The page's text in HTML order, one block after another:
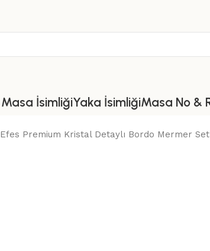
Masa İsimliğiYaka İsimliğiMasa No &
Efes Premium Kristal Detaylı Bordo Mermer